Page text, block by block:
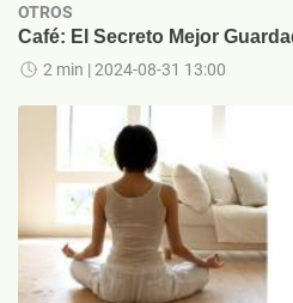
OTROS
Café: El Secreto Mejor
2 min | 2024-08-31 13:00